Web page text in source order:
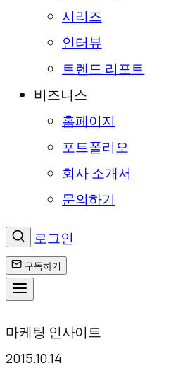
시리즈
인터뷰
트렌드 리포트
비즈니스
홈페이지
포트폴리오
회사 소개서
문의하기
로그인
구독하기
텐
츠
마케팅 인사이트
2015.10.14